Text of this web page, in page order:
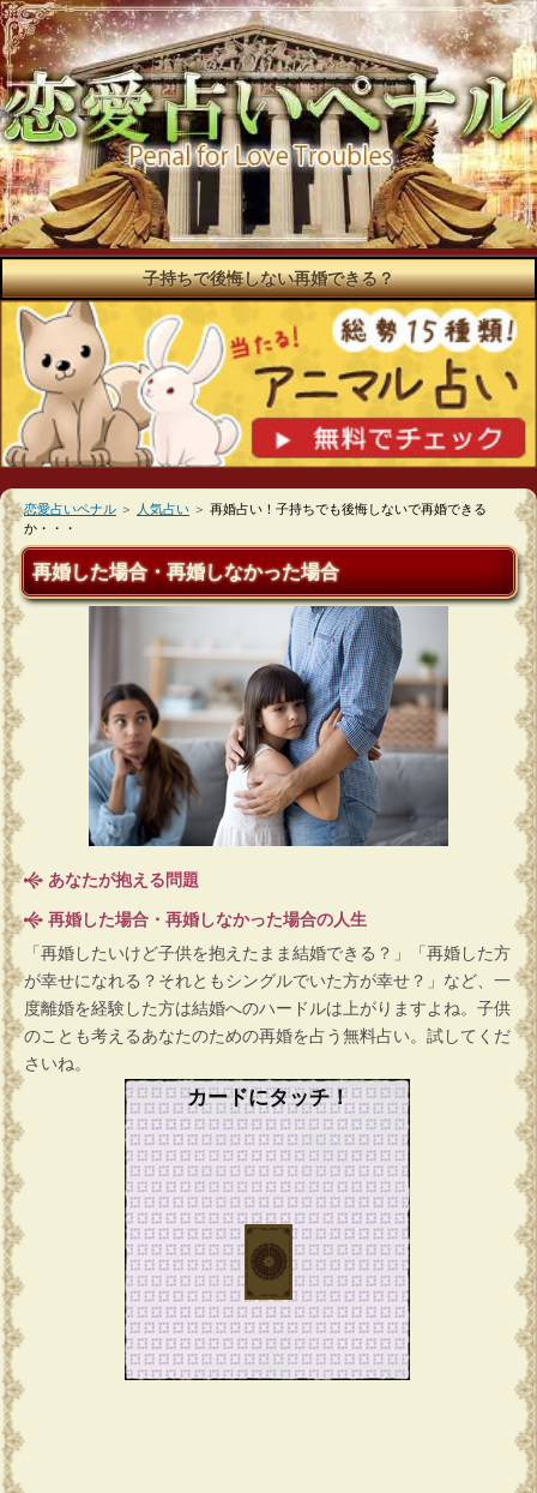
子持ちで後悔しない再婚できる？
恋愛占いペナル ＞ 人気占い ＞ 再婚占い！子持ちでも後悔しないで再婚できる
か・・・
再婚した場合・再婚しなかった場合
あなたが抱える問題
再婚した場合・再婚しなかった場合の人生
「再婚したいけど子供を抱えたまま結婚できる？」「再婚した方
が幸せになれる？それともシングルでいた方が幸せ？」など、一
度離婚を経験した方は結婚へのハードルは上がりますよね。子供
のことも考えるあなたのための再婚を占う無料占い。試してくだ
さいね。
カードにタッチ！